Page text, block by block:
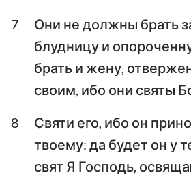
7
Они не должны брать
блудницу и
брать и жену,
своим, ибо они святы
8
Святи его, ибо он
твоему: да будет он у
свят Я Господь,